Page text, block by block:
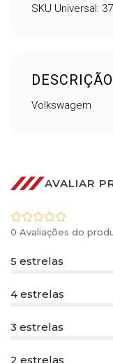
SKU Universal:
DESCRIÇÃO
Volkswagem
AVALIAR
0 Avaliações do
5 estrelas
4 estrelas
3 estrelas
2 estrelas